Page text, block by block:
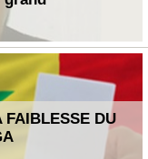
FAIBLESSE DU